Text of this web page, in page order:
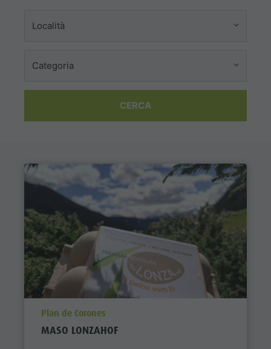
Località
Categoria
CERCA
aria.poi_location_prefix
Plan de Corones
MASO LONZAHOF